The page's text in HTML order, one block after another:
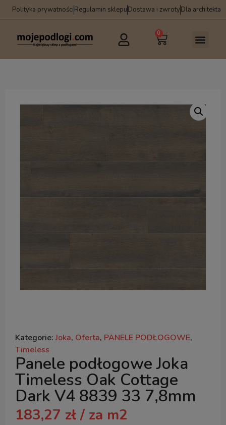
Polityka prywatnościRegulamin sklepuDostawa i zwrotyDla architekta
0
Kategorie:Joka, Oferta, PANELE PODŁOGOWE,
Timeless
Panele podłogowe Joka
Timeless Oak Cottage
Dark V4 8839 33 7,8mm
183,27 zł / za m2